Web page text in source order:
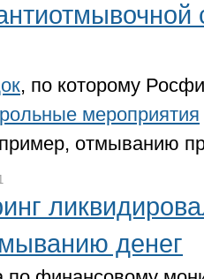
, по которому
мероприятия
отмыванию
денег